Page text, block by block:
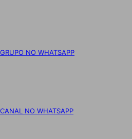
GRUPO NO WHATSAPP
CANAL NO WHATSAPP